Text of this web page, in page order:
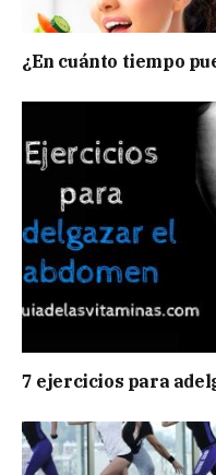
¿En cuánto tiempo
7 ejercicios para